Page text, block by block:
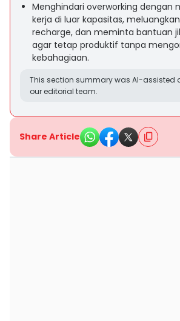
Menghindari overworking dengan
kerja di luar kapasitas,
recharge, dan meminta bantuan
agar tetap produktif tanpa
kebahagiaan.
This section summary was AI-assisted
our editorial team.
Share Article